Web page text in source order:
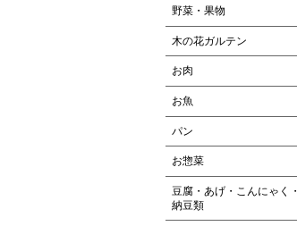
野菜・果物
木の花ガルテン
お肉
お魚
パン
お惣菜
豆腐・あげ・こんにゃく・
納豆類